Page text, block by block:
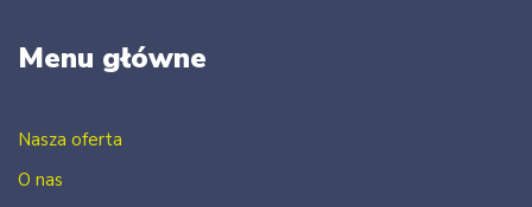
Menu główne
Nasza oferta
O nas